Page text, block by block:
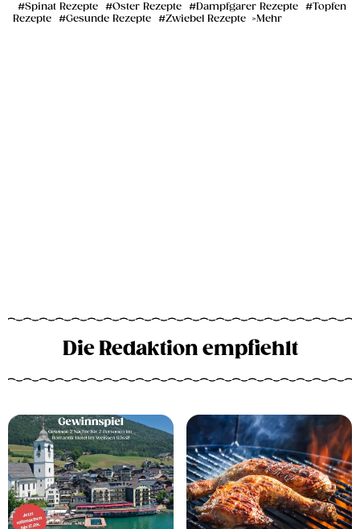
Spinat Rezepte Oster Rezepte Dampfgarer Rezepte
Topfen
Rezepte
Gesunde Rezepte Zwiebel Rezepte Mehr
Die Redaktion empfiehlt